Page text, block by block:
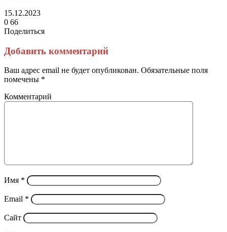
15.12.2023
0 66
Поделиться
через
электронную
почту
Добавить комментарий
Ваш адрес email не будет опубликован. Обязательные поля
помечены *
Комментарий
Имя *
Email *
Сайт